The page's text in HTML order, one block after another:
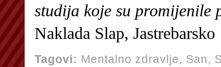
studija koje su promijenile
Naklada Slap, Jastrebarsko
Tagovi: Mentalno zdravlje, San,